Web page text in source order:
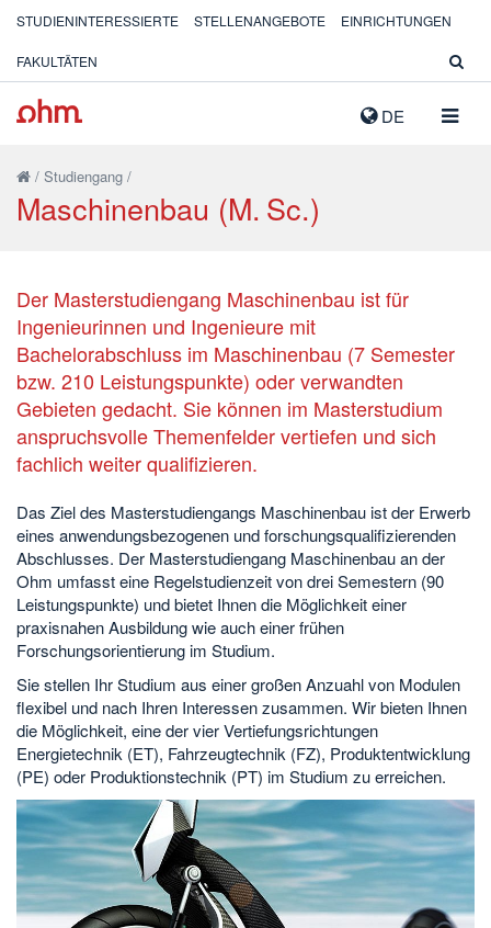
DE
STUDIENINTERESSIERTE STELLENANGEBOTE EINRICHTUNGEN
FAKULTÄTEN
/ Studiengang /
Maschinenbau (M. Sc.)
Der Masterstudiengang Maschinenbau ist für
Ingenieurinnen und Ingenieure mit
Bachelorabschluss im Maschinenbau (7 Semester
bzw. 210 Leistungspunkte) oder verwandten
Gebieten gedacht. Sie können im Masterstudium
anspruchsvolle Themenfelder vertiefen und sich
fachlich weiter qualifizieren.
Das Ziel des Masterstudiengangs Maschinenbau ist der Erwerb
eines anwendungsbezogenen und forschungsqualifizierenden
Abschlusses. Der Masterstudiengang Maschinenbau an der
Ohm umfasst eine Regelstudienzeit von drei Semestern (90
Leistungspunkte) und bietet Ihnen die Möglichkeit einer
praxisnahen Ausbildung wie auch einer frühen
Forschungsorientierung im Studium.
Sie stellen Ihr Studium aus einer großen Anzuahl von Modulen
flexibel und nach Ihren Interessen zusammen. Wir bieten Ihnen
die Möglichkeit, eine der vier Vertiefungsrichtungen
Energietechnik (ET), Fahrzeugtechnik (FZ), Produktentwicklung
(PE) oder Produktionstechnik (PT) im Studium zu erreichen.